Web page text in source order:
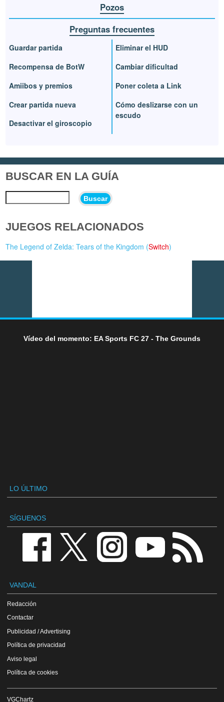
Pozos
Preguntas frecuentes
Guardar partida
Recompensa de BotW
Amiibos y premios
Crear partida nueva
Desactivar el giroscopio
Eliminar el HUD
Cambiar dificultad
Poner coleta a Link
Cómo deslizarse con un
escudo
BUSCAR EN LA GUÍA
Buscar
JUEGOS RELACIONADOS
The Legend of Zelda: Tears of the Kingdom (Switch)
Vídeo del momento: EA Sports FC 27 - The Grounds
LO ÚLTIMO
SÍGUENOS
VANDAL
Redacción
Contactar
Publicidad / Advertising
Política de privacidad
Aviso legal
Política de cookies
VGChartz